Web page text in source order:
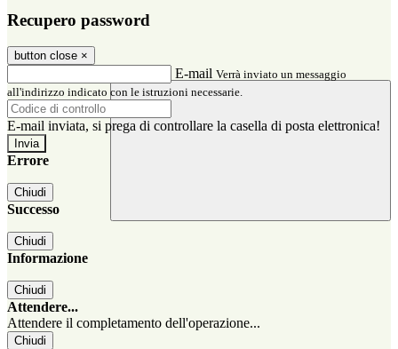
Recupero password
button close ×
E-mail Verrà inviato un messaggio
all'indirizzo indicato con le istruzioni necessarie.
E-mail inviata, si prega di controllare la casella di posta elettronica!
Errore
Chiudi
Successo
Chiudi
Informazione
Chiudi
Attendere...
Attendere il completamento dell'operazione...
Chiudi